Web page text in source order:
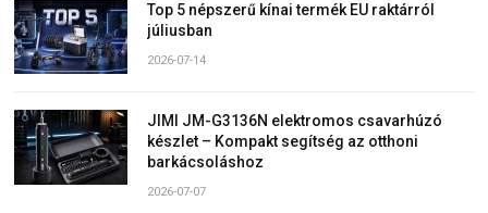
Top 5 népszerű kínai termék EU raktárról
júliusban
2026-07-14
JIMI JM-G3136N elektromos csavarhúzó
készlet – Kompakt segítség az otthoni
barkácsoláshoz
2026-07-07